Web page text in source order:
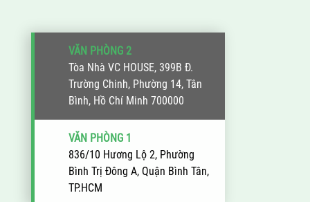
VĂN PHÒNG 2
Tòa Nhà VC HOUSE, 399B Đ.
Trường Chinh, Phường 14, Tân
Bình, Hồ Chí Minh 700000
VĂN PHÒNG 1
836/10 Hương Lộ 2, Phường
Bình Trị Đông A, Quận Bình Tân,
TP.HCM